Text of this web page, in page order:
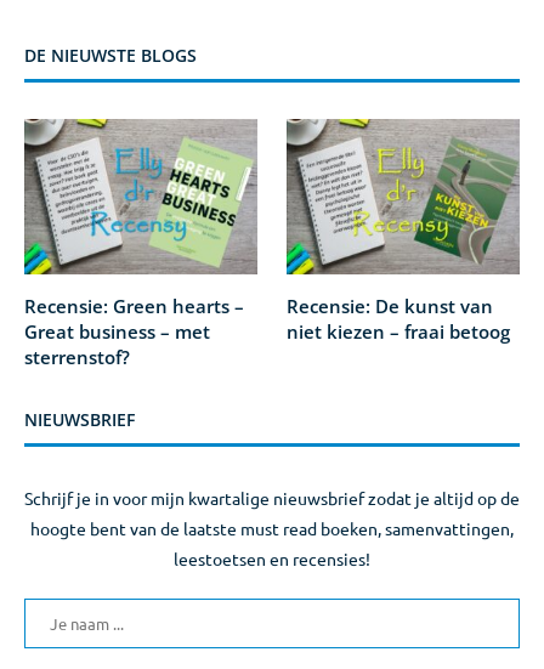
DE NIEUWSTE BLOGS
Recensie: Green hearts –
Great business – met
sterrenstof?
Recensie: De kunst van
niet kiezen – fraai betoog
NIEUWSBRIEF
Schrijf je in voor mijn kwartalige nieuwsbrief zodat je altijd op de
hoogte bent van de laatste must read boeken, samenvattingen,
leestoetsen en recensies!